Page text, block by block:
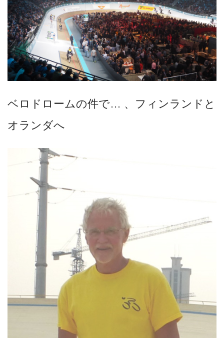
ベロドロームの件で… 、フィンランドと
オランダへ